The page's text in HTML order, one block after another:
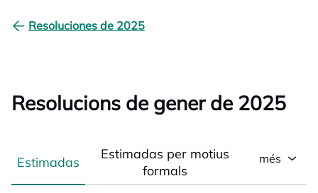
Resoluciones de 2025
Resolucions de gener de 2025
Estimadas
Estimadas per motius
formals
més